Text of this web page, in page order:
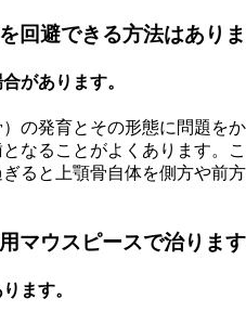
回避できる方法はありま
があります。
の発育とその形態に問題を
なることがよくあります。
ると上顎骨自体を側方や前
マウスピースで治ります
ます。